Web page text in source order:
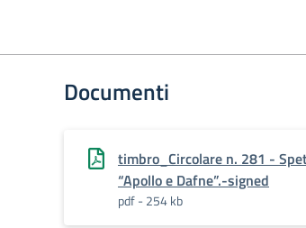
Documenti
timbro_Circolare n. 281 -
“Apollo e Dafne”.-signed
pdf - 254 kb